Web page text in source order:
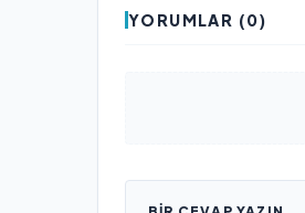
YORUMLAR (0)